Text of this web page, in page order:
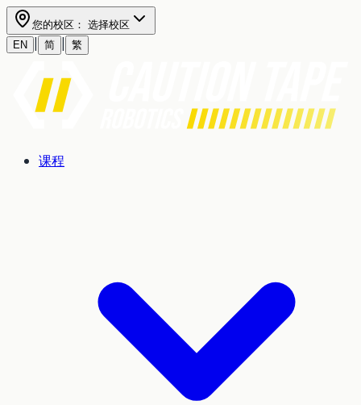
您的校区： 选择校区
EN
简 繁
课程